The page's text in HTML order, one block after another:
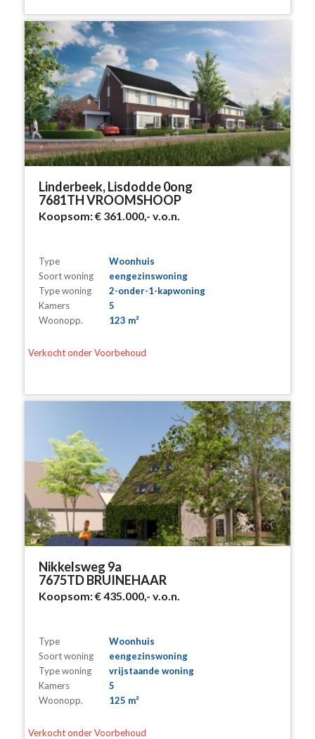
Linderbeek, Lisdodde 0ong
7681TH VROOMSHOOP
Koopsom:€ 361.000,- v.o.n.
Type
Woonhuis
Soort woning
eengezinswoning
Type woning
2-onder-1-kapwoning
Kamers
5
Woonopp.
123 m²
Verkocht onder Voorbehoud
Nikkelsweg 9a
7675TD BRUINEHAAR
Koopsom:€ 435.000,- v.o.n.
Type
Woonhuis
Soort woning
eengezinswoning
Type woning
vrijstaande woning
Kamers
5
Woonopp.
125 m²
Verkocht onder Voorbehoud